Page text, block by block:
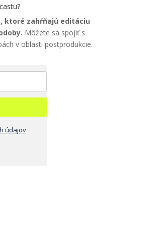
ktoré zahŕňajú editáciu
Môžete sa spojiť s
v oblasti postprodukcie.
údajov